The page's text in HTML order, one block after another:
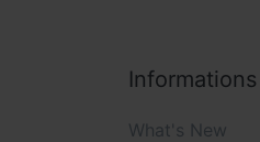
Informations
What's New